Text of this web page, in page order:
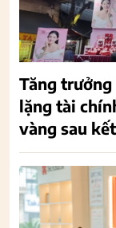
Tăng
lặng tài
vàng sau